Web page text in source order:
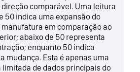
direção comparável. Uma leitura
50 indica uma expansão do
manufatura em comparação ao
abaixo de 50 representa
enquanto 50 indica
mudança. Esta é apenas uma
limitada de dados principais do